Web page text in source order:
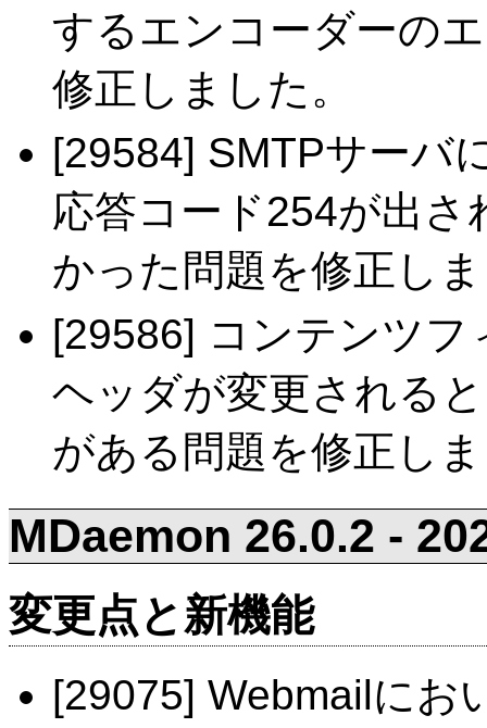
するエンコーダーの
修正しました。
[29584] SMTPサーバ
応答コード254が出
かった問題を修正し
[29586] コンテンツ
ヘッダが変更される
がある問題を修正し
MDaemon 26.0.2 -
変更点と新機能
[29075] Webmailにお